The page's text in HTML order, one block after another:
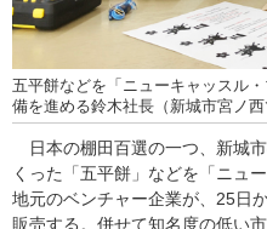
五平餅などを「ニューキャッスル
備を進める鈴木社長（新城市宮ノ西
日本の棚田百選の一つ、新城
くった「五平餅」などを「ニュ
地元のベンチャー企業が、25日
販売する。併せて知名度の低い